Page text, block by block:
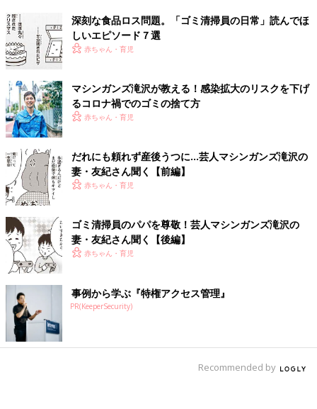
深刻な食品ロス問題。「ゴミ清掃員の日常」読んでほ
しいエピソード７選
赤ちゃん・育児
マシンガンズ滝沢が教える！感染拡大のリスクを下げ
るコロナ禍でのゴミの捨て方
赤ちゃん・育児
だれにも頼れず産後うつに…芸人マシンガンズ滝沢の
妻・友紀さん聞く【前編】
赤ちゃん・育児
ゴミ清掃員のパパを尊敬！芸人マシンガンズ滝沢の
妻・友紀さん聞く【後編】
赤ちゃん・育児
事例から学ぶ『特権アクセス管理』
PR(KeeperSecurity)
Recommended by